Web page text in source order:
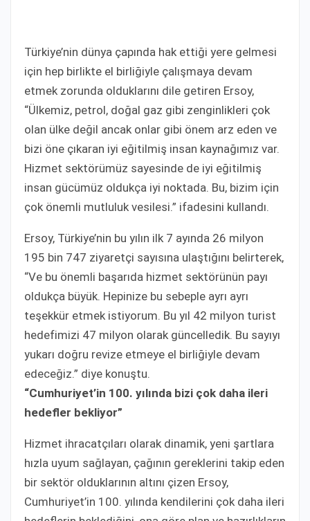
Türkiye’nin dünya çapında hak ettiği yere gelmesi
için hep birlikte el birliğiyle çalışmaya devam
etmek zorunda olduklarını dile getiren Ersoy,
“Ülkemiz, petrol, doğal gaz gibi zenginlikleri çok
olan ülke değil ancak onlar gibi önem arz eden ve
bizi öne çıkaran iyi eğitilmiş insan kaynağımız var.
Hizmet sektörümüz sayesinde de iyi eğitilmiş
insan gücümüz oldukça iyi noktada. Bu, bizim için
çok önemli mutluluk vesilesi.” ifadesini kullandı.
Ersoy, Türkiye’nin bu yılın ilk 7 ayında 26 milyon
195 bin 747 ziyaretçi sayısına ulaştığını belirterek,
“Ve bu önemli başarıda hizmet sektörünün payı
oldukça büyük. Hepinize bu sebeple ayrı ayrı
teşekkür etmek istiyorum. Bu yıl 42 milyon turist
hedefimizi 47 milyon olarak güncelledik. Bu sayıyı
yukarı doğru revize etmeye el birliğiyle devam
edeceğiz.” diye konuştu.
“Cumhuriyet’in 100. yılında bizi çok daha ileri
hedefler bekliyor”
Hizmet ihracatçıları olarak dinamik, yeni şartlara
hızla uyum sağlayan, çağının gereklerini takip eden
bir sektör olduklarının altını çizen Ersoy,
Cumhuriyet’in 100. yılında kendilerini çok daha ileri